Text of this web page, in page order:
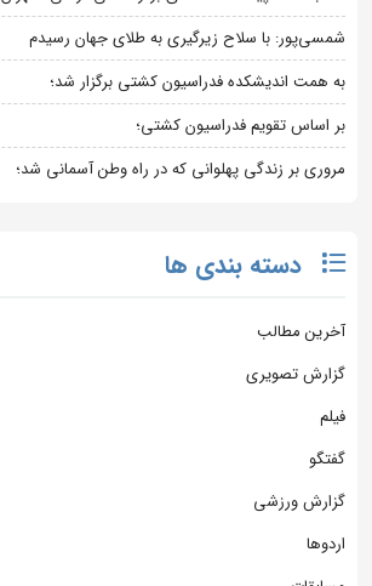
شمسی‌پور: با سلاح زیرگیری به طلای جهان رسیدم
به همت اندیشکده فدراسیون کشتی برگزار شد؛
بر اساس تقویم فدراسیون کشتی؛
مروری بر زندگی پهلوانی که در راه وطن آسمانی شد؛
دسته بندی ها
آخرین مطالب
گزارش تصویری
فیلم
گفتگو
گزارش ورزشی
اردوها